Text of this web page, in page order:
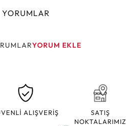
YORUMLAR
YORUM EKLE
ALIŞVERİŞ
SATIŞ
NOKTALARIMIZ